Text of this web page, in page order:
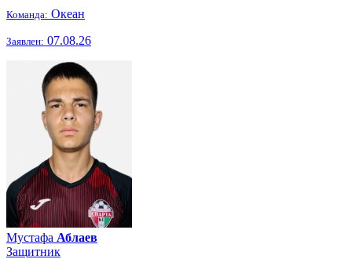
Команда: Океан
Заявлен: 07.08.26
Мустафа Аблаев
Защитник